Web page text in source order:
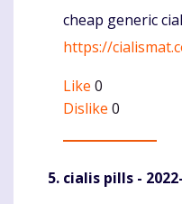
Komentaras
cheap generic
https://
Like 0
Dislike 0
cialis pills -